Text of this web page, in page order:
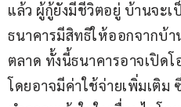
แล้ว ผู้กู้ยังมีชีวิตอยู่ บ้านจะเ
ธนาคารมีสิทธิให้ออกจากบ้
ตลาด ทั้งนี้ธนาคารอาจเปิด
โดยอาจมีค่าใช้จ่ายเพิ่มเติม